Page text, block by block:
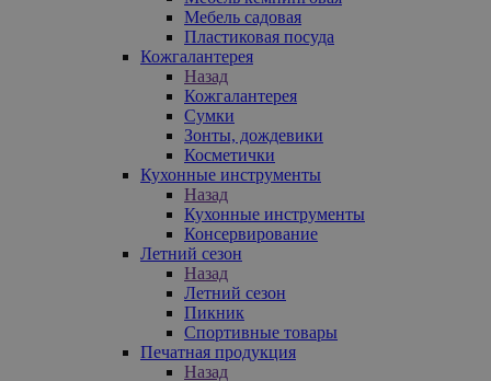
Мебель садовая
Пластиковая посуда
Кожгалантерея
Назад
Кожгалантерея
Сумки
Зонты, дождевики
Косметички
Кухонные инструменты
Назад
Кухонные инструменты
Консервирование
Летний сезон
Назад
Летний сезон
Пикник
Спортивные товары
Печатная продукция
Назад